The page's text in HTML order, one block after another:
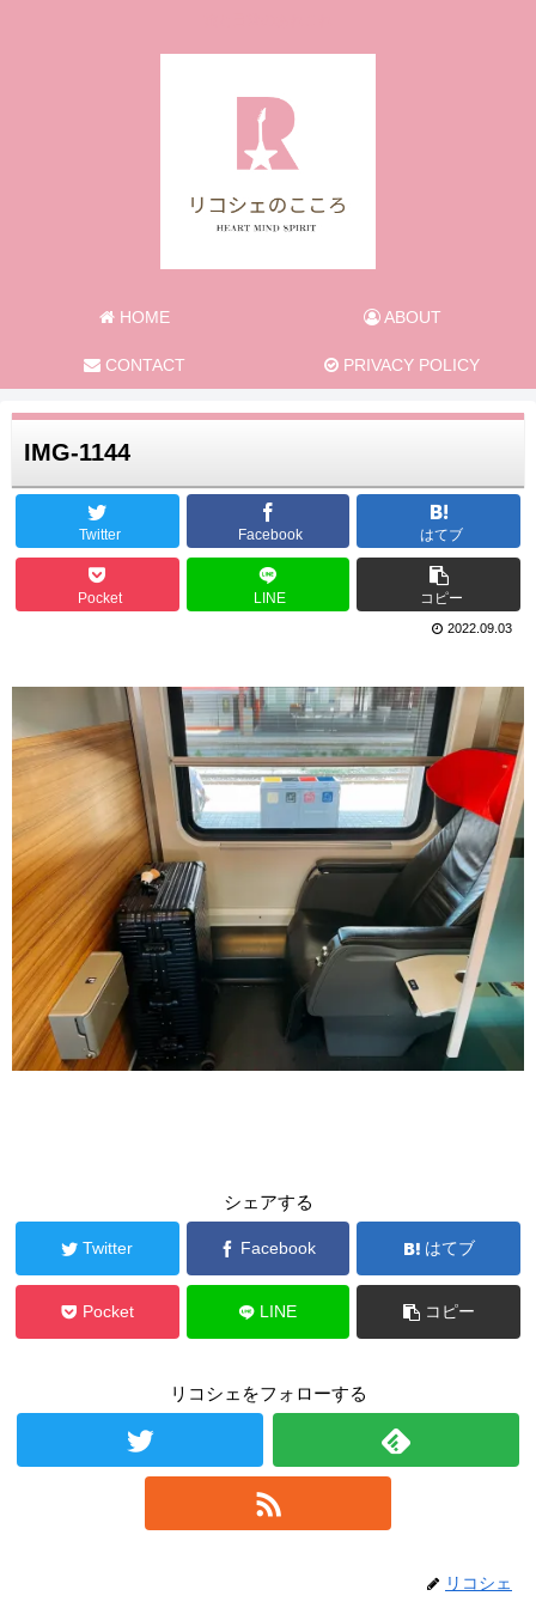
HOME ABOUT
CONTACT PRIVACY POLICY
IMG-1144
Twitter Facebook はてブ
Pocket LINE コピー
2022.09.03
シェアする
Twitter Facebook はてブ
Pocket LINE コピー
リコシェをフォローする
リコシェ